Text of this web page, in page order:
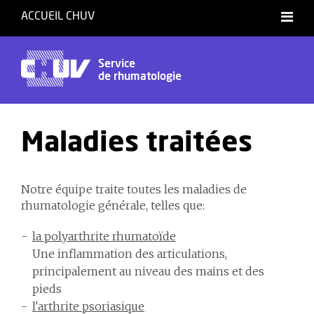
ACCUEIL CHUV
Service
de rhumatologie
Maladies traitées
Notre équipe traite toutes les maladies de
rhumatologie générale, telles que:
la polyarthrite rhumatoïde
Une inflammation des articulations,
principalement au niveau des mains et des
pieds
l'arthrite psoriasique